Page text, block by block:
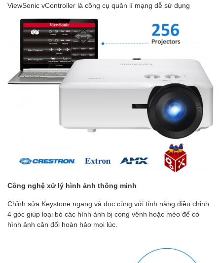
ViewSonic vController là công cụ quản lí mạng dễ sử dụng
Công nghệ xử lý hình ảnh thông minh
Chỉnh sửa Keystone ngang và dọc cùng với tính năng điều chỉnh
4 góc giúp loại bỏ các hình ảnh bị cong vênh hoặc méo để có
hình ảnh cân đối hoàn hảo mọi lúc.